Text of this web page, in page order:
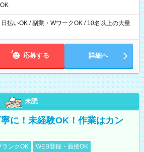
払いOK / 副業・WワークOK / 10名以上の大量
応募する 詳細へ
未読
に！未経験OK！作業はカン
ランクOK WEB登録・面接OK